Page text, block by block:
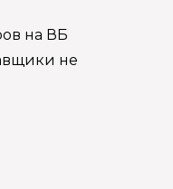
на ВБ
не